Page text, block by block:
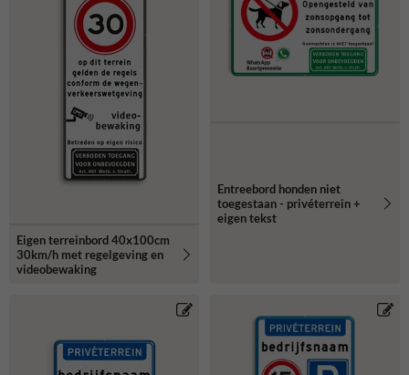
Eigen terreinbord 40x100cm
30km/h met regelgeving en
videobewaking
Entreebord honden niet
toegestaan - privéterrein +
eigen tekst